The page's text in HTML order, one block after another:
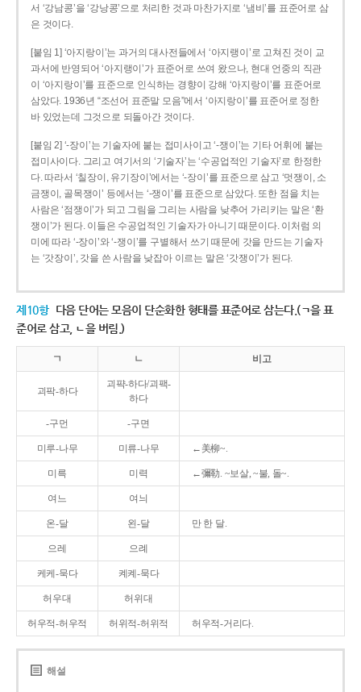
서 ‘강남콩’을 ‘강낭콩’으로 처리한 것과 마찬가지로 ‘냄비’를 표준어로 삼
은 것이다.
[붙임 1] ‘아지랑이’는 과거의 대사전들에서 ‘아지랭이’로 고쳐진 것이 교
과서에 반영되어 ‘아지랭이’가 표준어로 쓰여 왔으나, 현대 언중의 직관
이 ‘아지랑이’를 표준으로 인식하는 경향이 강해 ‘아지랑이’를 표준어로
삼았다. 1936년 “조선어 표준말 모음”에서 ‘아지랑이’를 표준어로 정한
바 있었는데 그것으로 되돌아간 것이다.
[붙임 2] ‘-장이’는 기술자에 붙는 접미사이고 ‘-쟁이’는 기타 어휘에 붙는
접미사이다. 그리고 여기서의 ‘기술자’는 ‘수공업적인 기술자’로 한정한
다. 따라서 ‘칠장이, 유기장이’에서는 ‘-장이’를 표준으로 삼고 ‘멋쟁이, 소
금쟁이, 골목쟁이’ 등에서는 ‘-쟁이’를 표준으로 삼았다. 또한 점을 치는
사람은 ‘점쟁이’가 되고 그림을 그리는 사람을 낮추어 가리키는 말은 ‘환
쟁이’가 된다. 이들은 수공업적인 기술자가 아니기 때문이다. 이처럼 의
미에 따라 ‘-장이’와 ‘-쟁이’를 구별해서 쓰기 때문에 갓을 만드는 기술자
는 ‘갓장이’, 갓을 쓴 사람을 낮잡아 이르는 말은 ‘갓쟁이’가 된다.
제10항 다음 단어는 모음이 단순화한 형태를 표준어로 삼는다.(ㄱ을 표
준어로 삼고, ㄴ을 버림.)
ㄱ ㄴ 비고
괴팍-하다
괴퍅-하다/괴팩-
하다
-구먼 -구면
미루-나무 미류-나무 ←美柳~.
미륵 미력 ←彌勒. ~보살, ~불, 돌~.
여느 여늬
온-달 왼-달 만 한 달.
으레 으례
케케-묵다 켸켸-묵다
허우대 허위대
허우적-허우적 허위적-허위적 허우적-거리다.
해설